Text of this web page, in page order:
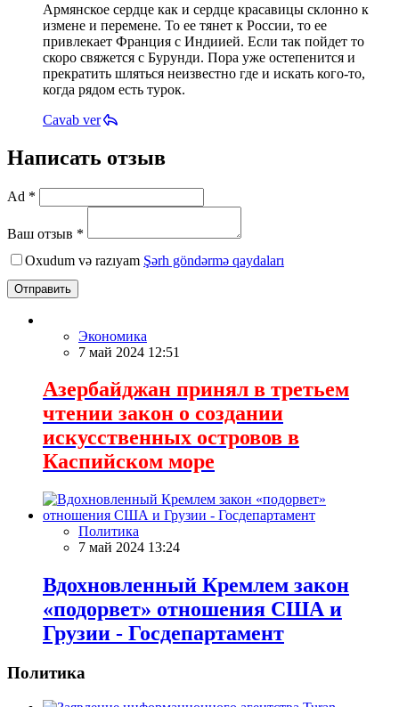
Армянское сердце как и сердце красавицы склонно к
измене и перемене. То ее тянет к России, то ее
привлекает Франция с Индиией. Если так пойдет то
скоро свяжется с Бурунди. Пора уже остепенится и
прекратить шляться неизвестно где и искать кого-то,
когда рядом есть турок.
Cavab ver
Написать отзыв
Ad *
Ваш отзыв *
Oxudum və razıyam Şərh göndərmə qaydaları
Отправить
Экономика
7 май 2024 12:51
Азербайджан принял в третьем
чтении закон о создании
искусственных островов в
Каспийском море
Политика
7 май 2024 13:24
Вдохновленный Кремлем закон
«подорвет» отношения США и
Грузии - Госдепартамент
Политика